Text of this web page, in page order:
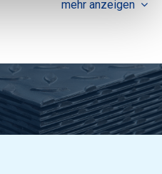
mehr anzeigen